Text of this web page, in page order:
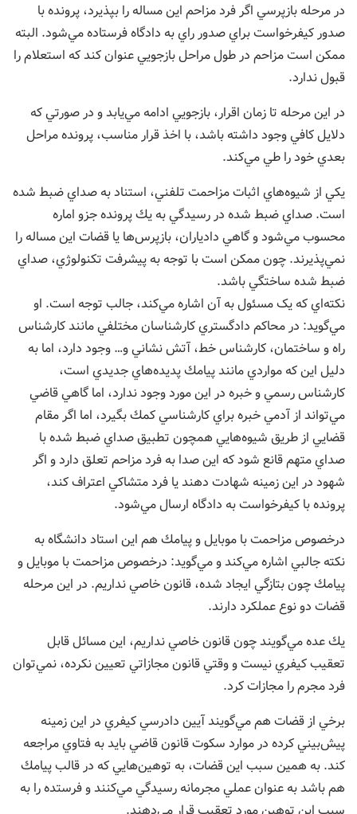
در مرحله بازپرسي اگر فرد مزاحم اين مساله را بپذيرد، پرونده با
صدور كيفرخواست براي صدور راي به دادگاه فرستاده مي‌شود. البته
ممكن است مزاحم در طول مراحل بازجويي عنوان كند كه استعلام را
قبول ندارد.
در اين مرحله تا زمان اقرار، بازجويي ادامه مي‌يابد و در صورتي كه
دلايل كافي وجود داشته باشد، با اخذ قرار مناسب، پرونده مراحل
بعدي خود را طي مي‌كند.
يكي از شيوه‌هاي اثبات مزاحمت تلفني، استناد به صداي ضبط شده
است. صداي ضبط شده در رسيدگي به يك پرونده جزو اماره
محسوب مي‌شود و گاهي دادياران، بازپرس‌ها يا قضات اين مساله را
نمي‌پذيرند. چون ممكن است با توجه به پيشرفت تكنولوژي، صداي
ضبط شده ساختگي باشد.
نكته‌اي كه یک مسئول به آن اشاره مي‌كند، جالب توجه است. او
مي‌گويد: در محاكم دادگستري كارشناسان مختلفي مانند كارشناس
راه و ساختمان، كارشناس خط، آتش نشاني و… وجود دارد، اما به
دليل اين كه مواردي مانند پيامك پديده‌هاي جديدي است،
كارشناس رسمي و خبره در اين مورد وجود ندارد، اما گاهي قاضي
مي‌تواند از آدمي خبره براي كارشناسي كمك بگيرد، اما اگر مقام
قضايي از طريق شيوه‌هايي همچون تطبيق صداي ضبط شده با
صداي متهم قانع شود كه اين صدا به فرد مزاحم تعلق دارد و اگر
شهود در اين زمينه شهادت دهند يا فرد متشاكي اعتراف كند،
پرونده با كيفرخواست به دادگاه ارسال مي‌شود.
درخصوص مزاحمت با موبايل و پيامك هم اين استاد دانشگاه به
نكته جالبي اشاره مي‌كند و مي‌گويد: درخصوص مزاحمت با موبايل و
پيامك چون بتازگي ايجاد شده، قانون خاصي نداريم. در اين مرحله
قضات دو نوع عملكرد دارند.
يك عده مي‌گويند چون قانون خاصي نداريم، اين مسائل قابل
تعقيب كيفري نيست و وقتي قانون مجازاتي تعيين نكرده، نمي‌توان
فرد مجرم را مجازات كرد.
برخي از قضات هم مي‌گويند آيين دادرسي كيفري در اين زمينه
پيش‌بيني كرده در موارد سكوت قانون قاضي بايد به فتاوي مراجعه
كند. به همين سبب اين قضات، به توهين‌هايي كه در قالب پيامك
هم باشد به عنوان عملي مجرمانه رسيدگي مي‌كنند و فرستده را به